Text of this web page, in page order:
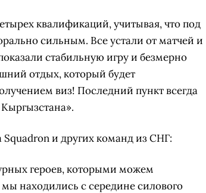
квалификаций, учитывая, что под
сильным. Все устали от матчей и
стабильную игру и безмерно
отдых, который будет
виз! Последний пункт всегда
Squadron и других команд из СНГ:
героев, которыми можем
находились с середине силового